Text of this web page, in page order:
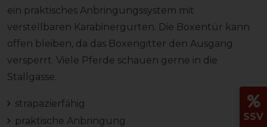
ein praktisches Anbringungssystem mit
verstellbaren Karabinergurten. Die Boxentür kann
offen bleiben, da das Boxengitter den Ausgang
versperrt. Viele Pferde schauen gerne in die
Stallgasse.
strapazierfähig
praktische Anbringung
SSV